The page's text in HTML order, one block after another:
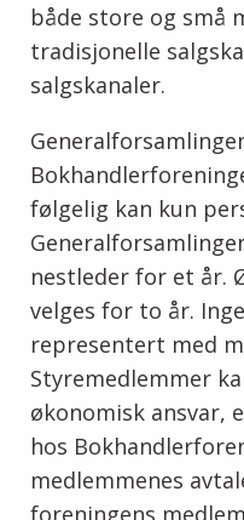
både store og små
tradisjonelle
salgskanaler.
følgelig kan kun
nestleder for et år.
velges for to år.
representert med
Styremedlemmer
økonomisk ansvar,
hos
medlemmenes
foreningens